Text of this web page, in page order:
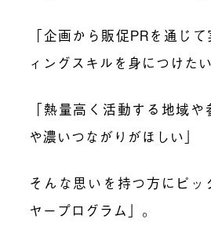
「企画から販促PRを通じ
ィングスキルを身につけたい
「熱量高く活動する地域
や濃いつながりがほしい」
そんな思いを持つ方にピッ
ヤープログラム」。